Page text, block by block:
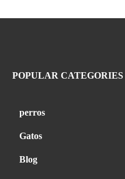
POPULAR CATEGORIES
perros
Gatos
Blog